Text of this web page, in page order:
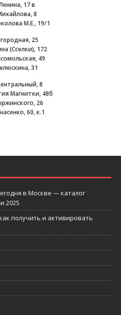
17 в
8
М.Е., 19/1
25
(Сселки), 172
49
31
8
Магнитки, 48б
26
60, к.1
в Москве — каталог
2025
получить и активировать